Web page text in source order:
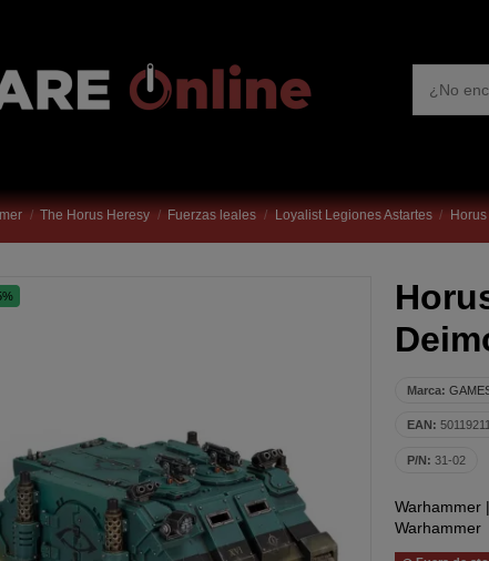
The Horus Heresy Fuerzas leales Loyalist Legiones Astartes
Marca:
EAN:
P/N: 31-02
Warhammer|
Warhammer